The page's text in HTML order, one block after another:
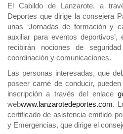
El Cabildo de Lanzarote, a
Deportes que dirige la consejera
unas ‘Jornadas de formación y
auxiliar para eventos
recibirán nociones de
coordinación y comunicaciones.
Las personas interesadas, que
poseer carné de conducir,
inscripción a través del enlace
webwww.lanzarotedeportes.com.
certificado de asistencia emitido
y Emergencias, que dirige el